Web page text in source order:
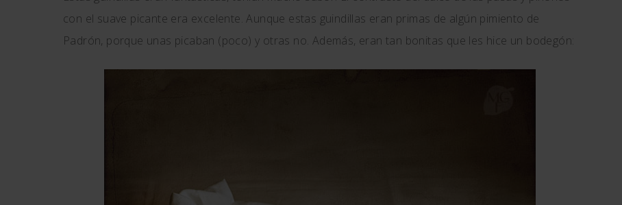
con el suave picante era excelente. Aunque estas guindillas eran primas de algún pimiento de
Padrón, porque unas picaban (poco) y otras no. Además, eran tan bonitas que les hice un bodegón: